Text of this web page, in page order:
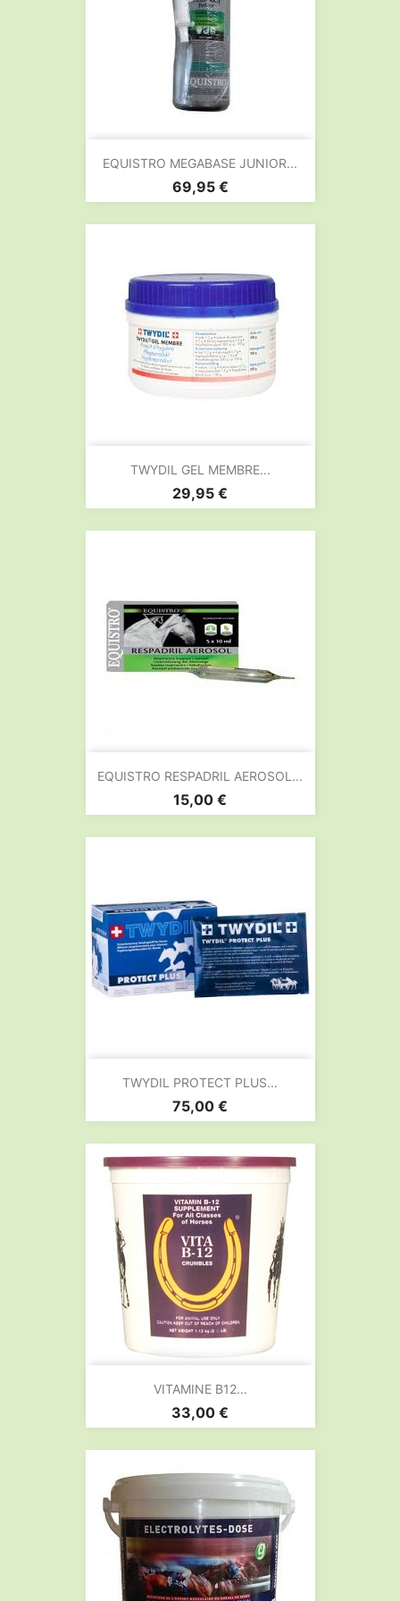
EQUISTRO MEGABASE JUNIOR...
Prix
69,95 €
TWYDIL GEL MEMBRE...
Prix
29,95 €
EQUISTRO RESPADRIL AEROSOL...
Prix
15,00 €
TWYDIL PROTECT PLUS...
Prix
75,00 €
VITAMINE B12...
Prix
33,00 €